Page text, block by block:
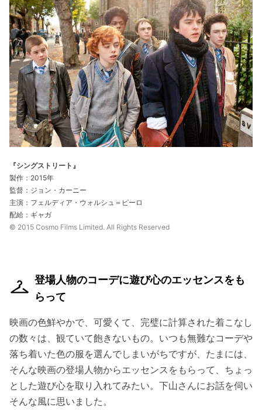
『シングストリート』
製作：2015年
監督：ジョン・カーニー
主演：フェルディア・ウォルシュ＝ピーロ
配給：ギャガ
© 2015 Cosmo Films Limited. All Rights Reserved
登場人物のコーデに遊び心のエッセンスをも
らって
映画の色鮮やかで、可愛くて、完璧に計算された着こなし
の数々は、観ていて飽きないもの。いつも無難なコーデや
落ち着いた色の服を選んでしまいがちですが、たまには、
そんな映画の登場人物からエッセンスをもらって、ちょっ
とした遊び心を取り入れてみたい。下山さんにお話を伺い
そんな風に思いました。